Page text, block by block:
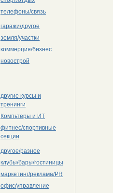
телефоны/связь
гаражи/другое
земля/участки
коммерция/бизнес
новострой
другие курсы и
тренинги
Компьтеры и ИТ
фитнес/спортивные
секции
другое/разное
клубы/бары/гостиницы
маркетинг/реклама/PR
офис/управление